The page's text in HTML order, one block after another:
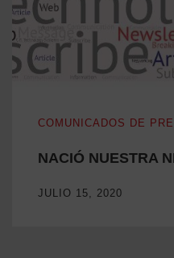
COMUNICADOS DE
NACIÓ NUESTRA
JULIO 15, 2020